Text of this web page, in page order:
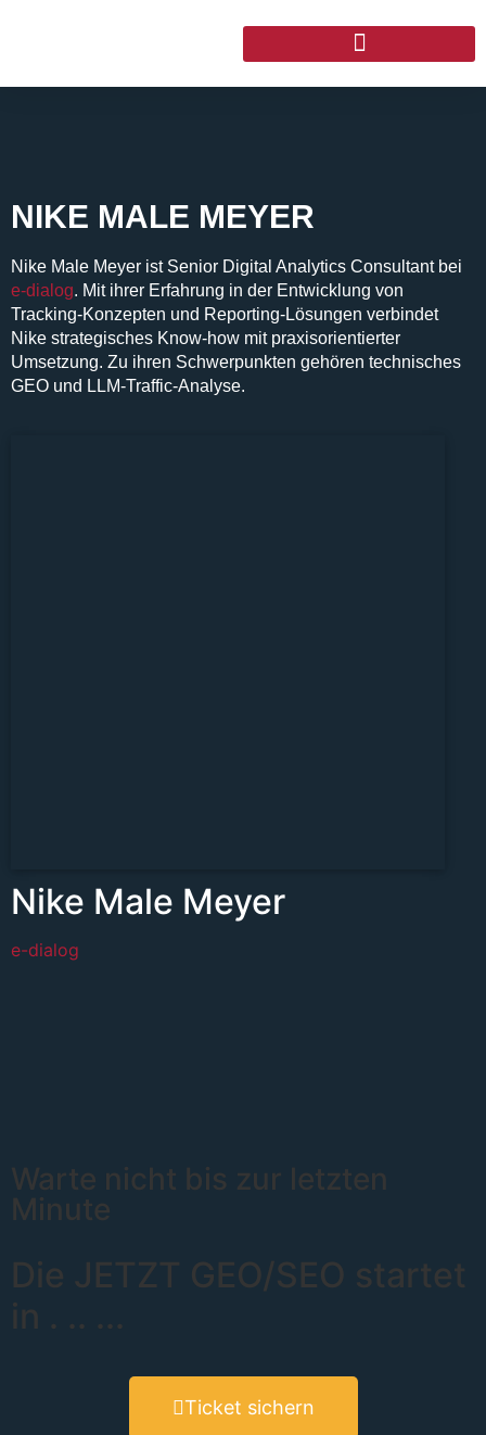
NIKE MALE MEYER
Nike Male Meyer ist Senior Digital Analytics Consultant bei
e-dialog. Mit ihrer Erfahrung in der Entwicklung von
Tracking-Konzepten und Reporting-Lösungen verbindet
Nike strategisches Know-how mit praxisorientierter
Umsetzung. Zu ihren Schwerpunkten gehören technisches
GEO und LLM-Traffic-Analyse.
Nike Male Meyer
e-dialog
Warte nicht bis zur letzten
Minute
Die JETZT GEO/SEO startet
in . .. ...
Ticket sichern